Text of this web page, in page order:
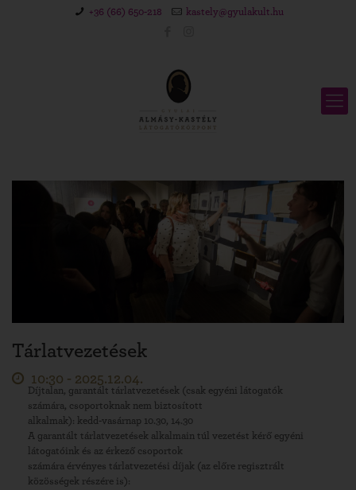
+36 (66) 650-218 kastely@gyulakult.hu
Tárlatvezetések
10:30 - 2025.12.04.
Díjtalan, garantált tárlatvezetések (csak egyéni látogatók
számára, csoportoknak nem biztosított
alkalmak): kedd-vasárnap 10.30, 14.30
A garantált tárlatvezetések alkalmain túl vezetést kérő egyéni
látogatóink és az érkező csoportok
számára érvényes tárlatvezetési díjak (az előre regisztrált
közösségek részére is):